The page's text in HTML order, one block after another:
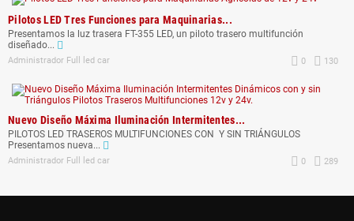
Pilotos LED Tres Funciones para Maquinarias...
Presentamos la luz trasera FT-355 LED, un piloto trasero multifunción
diseñado...
Administrador Full led car 130
0
Nuevo Diseño Máxima Iluminación Intermitentes...
PILOTOS LED TRASEROS MULTIFUNCIONES CON Y SIN TRIÁNGULOS
Presentamos nueva...
Administrador Full led car 289
0